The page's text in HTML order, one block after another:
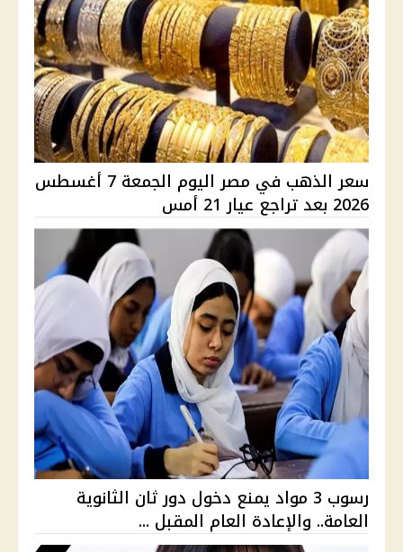
سعر الذهب في مصر اليوم الجمعة 7 أغسطس
2026 بعد تراجع عيار 21 أمس
رسوب 3 مواد يمنع دخول دور ثان الثانوية
العامة.. والإعادة العام المقبل ...